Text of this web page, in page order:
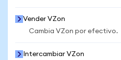
Vender VZon
Cambia VZon por efectivo.
Intercambiar VZon